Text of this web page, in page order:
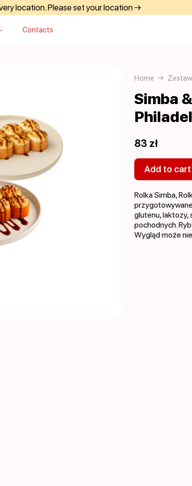
location. Please set your location →
Contacts
Home
Simba
83 zł
Add to cart
Rolka Simba,
glutenu, laktozy,
pochodnych.
Wygląd może